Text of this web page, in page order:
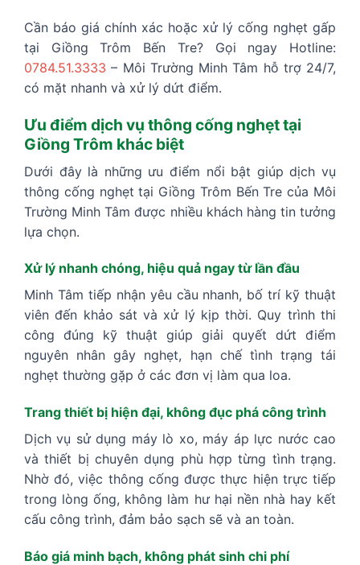
Cần báo giá chính xác hoặc xử lý cống nghẹt gấp
tại Giồng Trôm Bến Tre? Gọi ngay Hotline:
0784.51.3333 – Môi Trường Minh Tâm hỗ trợ 24/7,
có mặt nhanh và xử lý dứt điểm.
Ưu điểm dịch vụ thông cống nghẹt tại
Giồng Trôm khác biệt
Dưới đây là những ưu điểm nổi bật giúp dịch vụ
thông cống nghẹt tại Giồng Trôm Bến Tre của Môi
Trường Minh Tâm được nhiều khách hàng tin tưởng
lựa chọn.
Xử lý nhanh chóng, hiệu quả ngay từ lần đầu
Minh Tâm tiếp nhận yêu cầu nhanh, bố trí kỹ thuật
viên đến khảo sát và xử lý kịp thời. Quy trình thi
công đúng kỹ thuật giúp giải quyết dứt điểm
nguyên nhân gây nghẹt, hạn chế tình trạng tái
nghẹt thường gặp ở các đơn vị làm qua loa.
Trang thiết bị hiện đại, không đục phá công trình
Dịch vụ sử dụng máy lò xo, máy áp lực nước cao
và thiết bị chuyên dụng phù hợp từng tình trạng.
Nhờ đó, việc thông cống được thực hiện trực tiếp
trong lòng ống, không làm hư hại nền nhà hay kết
cấu công trình, đảm bảo sạch sẽ và an toàn.
Báo giá minh bạch, không phát sinh chi phí